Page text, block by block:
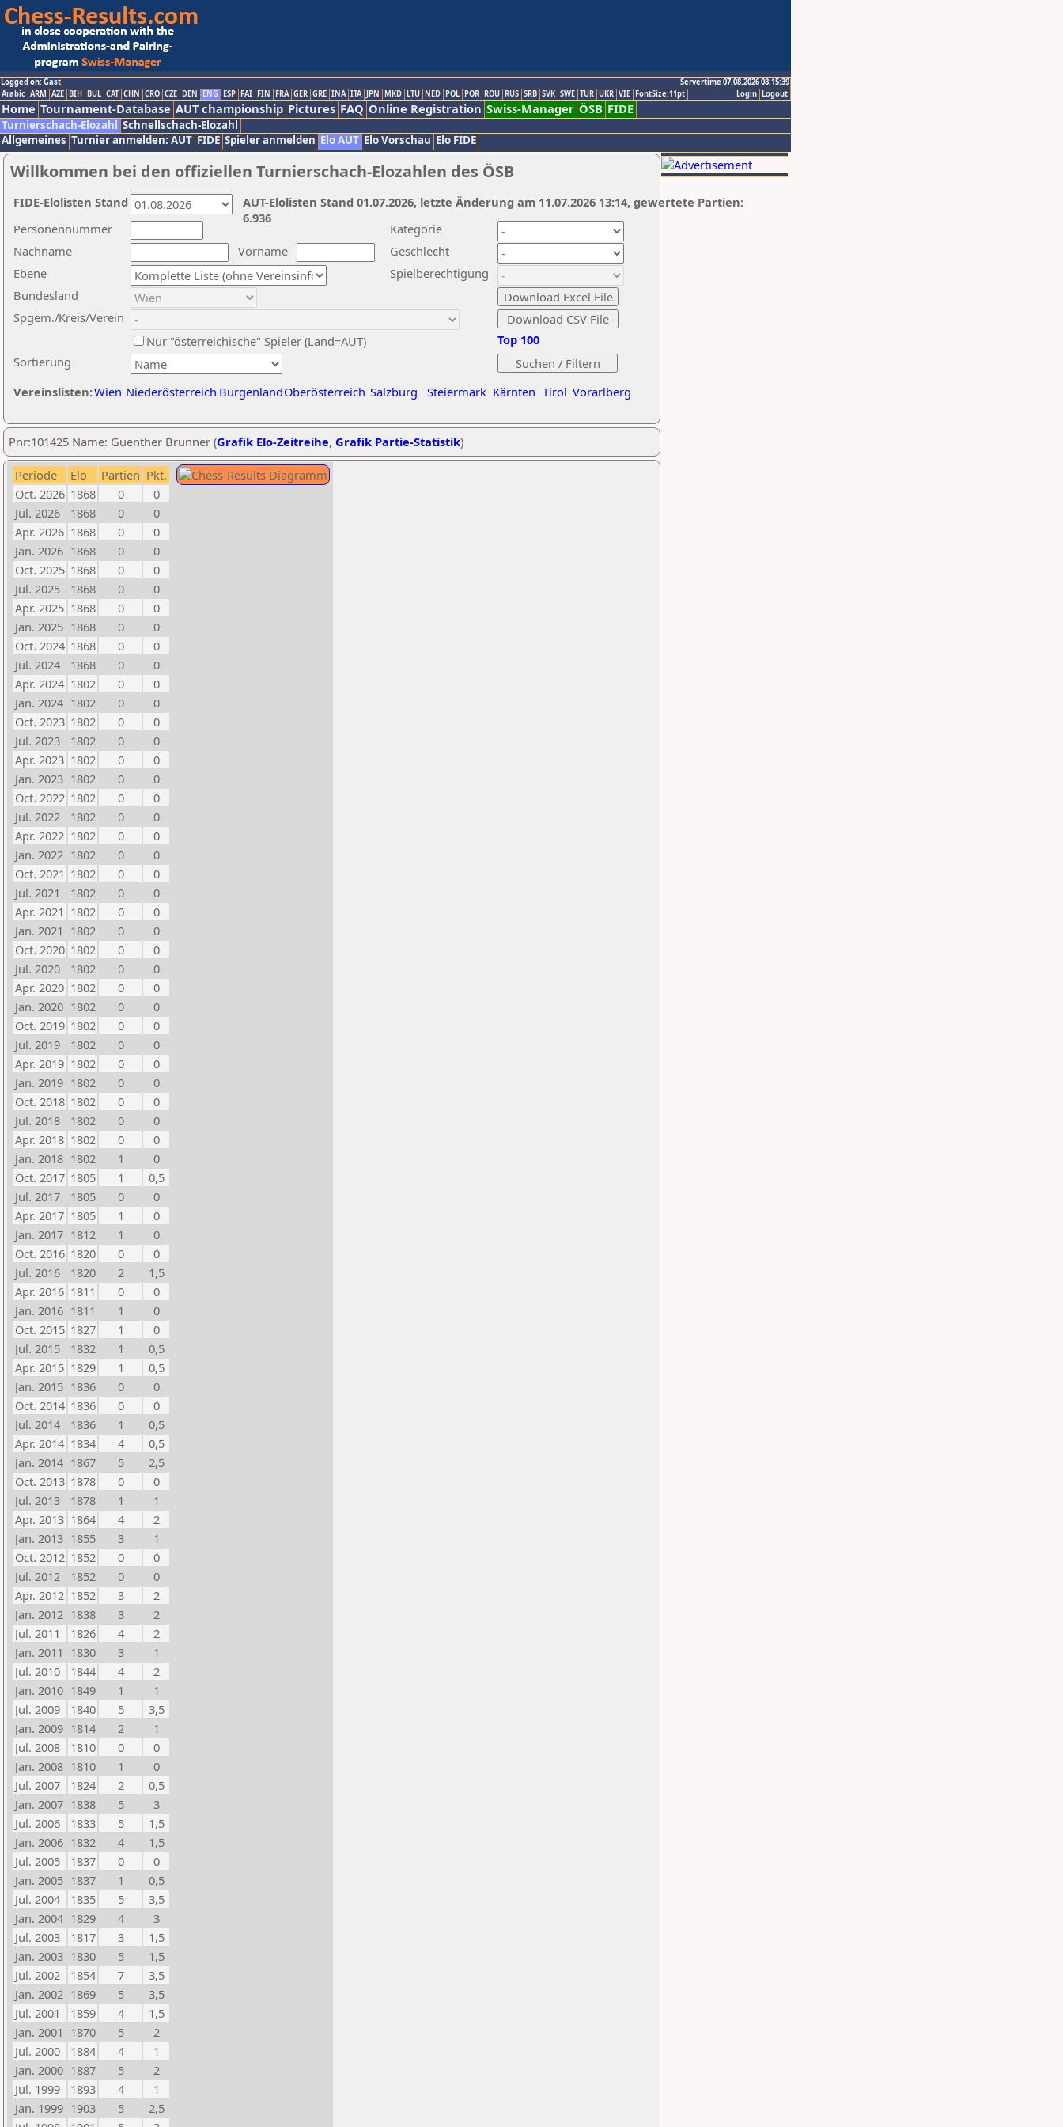
Logged on: Gast
Servertime 07.08.2026 08:15:39
Logout
Login
Arabic ARM AZE BIH BUL CAT CHN CRO CZE DEN ENG ESP FAI FIN FRA GER GRE INA ITA JPN MKD LTU NED POL POR ROU RUS SRB SVK SWE TUR UKR VIE FontSize:11pt
Home Tournament-Database AUT championship Pictures FAQ Online Registration Swiss-Manager ÖSB FIDE
Turnierschach-Elozahl Schnellschach-Elozahl
Allgemeines Turnier anmelden: AUT FIDE Spieler anmelden Elo AUT Elo Vorschau Elo FIDE
Willkommen bei den offiziellen Turnierschach-Elozahlen des ÖSB
Nachname
Vorname
Ebene
Kategorie
Sortierung
Personennummer
Bundesland
Spgem./Kreis/Verein
Geschlecht
Nur "österreichische" Spieler (Land=AUT)
Spielberechtigung
Vereinslisten:Wien Niederösterreich BurgenlandOberösterreich Salzburg Steiermark Kärnten Tirol Vorarlberg
Top 100
AUT-Elolisten Stand 01.07.2026, letzte Änderung am 11.07.2026 13:14, gewertete Partien:
6.936
FIDE-Elolisten Stand
Pnr:101425 Name: Guenther Brunner (Grafik Elo-Zeitreihe, Grafik Partie-Statistik)
Periode Elo Partien Pkt.
Oct. 2026 1868 0
0
Jul. 2026
1868 0
0
Apr. 2026 1868 0
0
Jan. 2026 1868 0
0
Oct. 2025 1868 0
0
Jul. 2025
1868 0
0
Apr. 2025 1868 0
0
Jan. 2025 1868 0
0
Oct. 2024 1868 0
0
Jul. 2024
1868 0
0
Apr. 2024 1802 0
0
Jan. 2024 1802 0
0
Oct. 2023 1802 0
0
Jul. 2023
1802 0
0
Apr. 2023 1802 0
0
Jan. 2023 1802 0
0
Oct. 2022 1802 0
0
Jul. 2022
1802 0
0
Apr. 2022 1802 0
0
Jan. 2022 1802 0
0
Oct. 2021 1802 0
0
Jul. 2021
1802 0
0
Apr. 2021 1802 0
0
Jan. 2021 1802 0
0
Oct. 2020 1802 0
0
Jul. 2020
1802 0
0
Apr. 2020 1802 0
0
Jan. 2020 1802 0
0
Oct. 2019 1802 0
0
Jul. 2019
1802 0
0
Apr. 2019 1802 0
0
Jan. 2019 1802 0
0
Oct. 2018 1802 0
0
Jul. 2018
1802 0
0
Apr. 2018 1802 0
0
Jan. 2018 1802 1
0
Oct. 2017 1805 1
0,5
Jul. 2017
1805 0
0
Apr. 2017 1805 1
0
Jan. 2017 1812 1
0
Oct. 2016 1820 0
0
Jul. 2016
1820 2
1,5
Apr. 2016 1811 0
0
Jan. 2016 1811 1
0
Oct. 2015 1827 1
0
Jul. 2015
1832 1
0,5
Apr. 2015 1829 1
0,5
Jan. 2015 1836 0
0
Oct. 2014 1836 0
0
Jul. 2014
1836 1
0,5
Apr. 2014 1834 4
0,5
Jan. 2014 1867 5
2,5
Oct. 2013 1878 0
0
Jul. 2013
1878 1
1
Apr. 2013 1864 4
2
Jan. 2013 1855 3
1
Oct. 2012 1852 0
0
Jul. 2012
1852 0
0
Apr. 2012 1852 3
2
Jan. 2012 1838 3
2
Jul. 2011
1826 4
2
Jan. 2011 1830 3
1
Jul. 2010
1844 4
2
Jan. 2010 1849 1
1
Jul. 2009
1840 5
3,5
Jan. 2009 1814 2
1
Jul. 2008
1810 0
0
Jan. 2008 1810 1
0
Jul. 2007
1824 2
0,5
Jan. 2007 1838 5
3
Jul. 2006
1833 5
1,5
Jan. 2006 1832 4
1,5
Jul. 2005
1837 0
0
Jan. 2005 1837 1
0,5
Jul. 2004
1835 5
3,5
Jan. 2004 1829 4
3
Jul. 2003
1817 3
1,5
Jan. 2003 1830 5
1,5
Jul. 2002
1854 7
3,5
Jan. 2002 1869 5
3,5
Jul. 2001
1859 4
1,5
Jan. 2001 1870 5
2
Jul. 2000
1884 4
1
Jan. 2000 1887 5
2
Jul. 1999
1893 4
1
Jan. 1999 1903 5
2,5